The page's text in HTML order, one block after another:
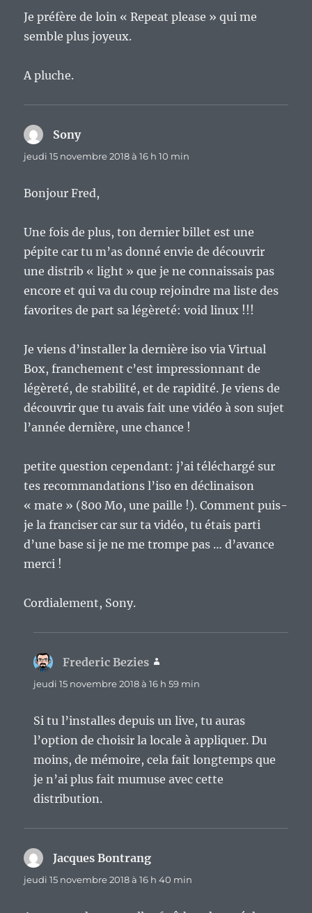
Je préfère de loin « Repeat please » qui me
semble plus joyeux.
A pluche.
Sonydit :
jeudi 15 novembre 2018 à 16 h 10 min
Bonjour Fred,
Une fois de plus, ton dernier billet est une
pépite car tu m’as donné envie de découvrir
une distrib « light » que je ne connaissais pas
encore et qui va du coup rejoindre ma liste des
favorites de part sa légèreté: void linux !!!
Je viens d’installer la dernière iso via Virtual
Box, franchement c’est impressionnant de
légèreté, de stabilité, et de rapidité. Je viens de
découvrir que tu avais fait une vidéo à son sujet
l’année dernière, une chance !
petite question cependant: j’ai téléchargé sur
tes recommandations l’iso en déclinaison
« mate » (800 Mo, une paille !). Comment puis-
je la franciser car sur ta vidéo, tu étais parti
d’une base si je ne me trompe pas … d’avance
merci !
Cordialement, Sony.
Frederic Bezies
jeudi 15 novembre 2018 à 16 h 59 min
Si tu l’installes depuis un live, tu auras
l’option de choisir la locale à appliquer. Du
moins, de mémoire, cela fait longtemps que
je n’ai plus fait mumuse avec cette
distribution.
Jacques Bontrang
jeudi 15 novembre 2018 à 16 h 40 min